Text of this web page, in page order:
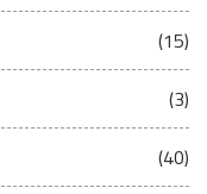
(15)
(3)
(40)